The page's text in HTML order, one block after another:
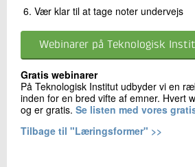
Vær klar til at tage noter undervejs
Webinarer på Teknologisk
Gratis webinarer
På Teknologisk Institut udbyder vi en
inden for en bred vifte af emner. Hvert
og er gratis. Se listen med vores
Tilbage til "Læringsformer" >>